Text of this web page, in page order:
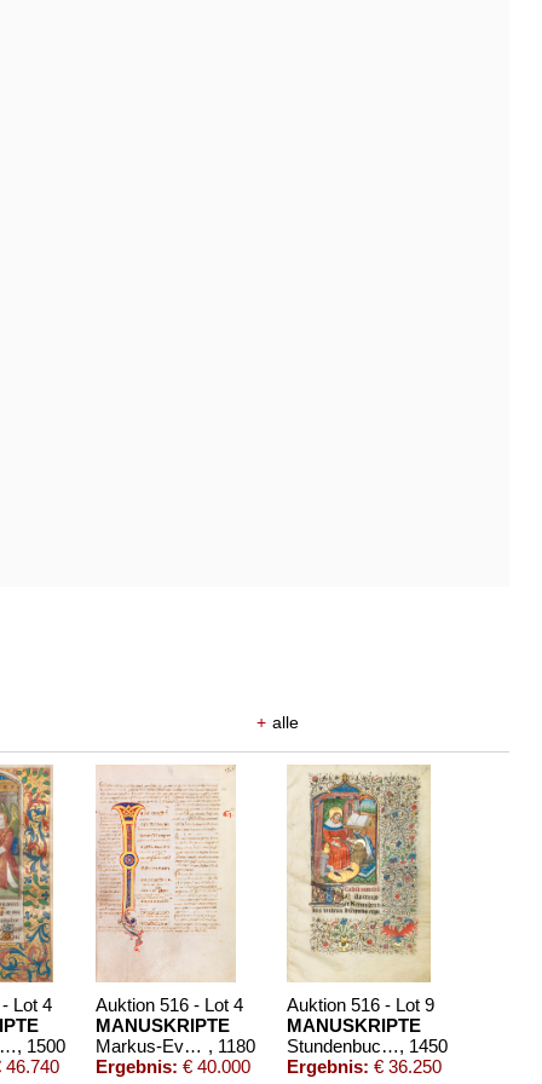
+ alle
Lot 4
Stundenbuch. Rouen um 1500, 1500
46.740
Auktion 516 - Lot 4
MANUSKRIPTE
Markus-Evangelium mit Glossa ordinaria. Pergamenthandschrift, Italien , 1180
Ergebnis: € 40.000
Auktion 516 - Lot 9
MANUSKRIPTE
Stundenbuch. Frankreich ca. 1450-70, 1450
Ergebnis: € 36.250